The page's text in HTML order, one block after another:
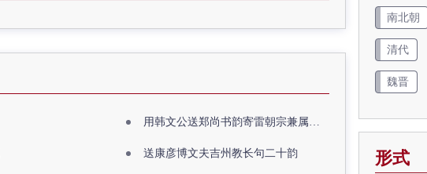
用韩文公送郑尚书韵寄雷朝宗兼属欧阳全真
送康彦博文夫吉州教长句二十韵
南北朝
清代
魏晋
形式